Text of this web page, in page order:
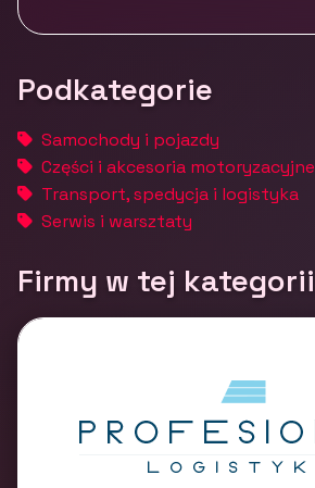
Podkategorie
Samochody i pojazdy
Części i akcesoria motoryzacyjne
Transport, spedycja i logistyka
Serwis i warsztaty
Firmy w tej kategorii